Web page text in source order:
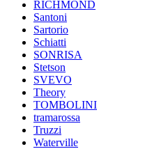
RICHMOND
Santoni
Sartorio
Schiatti
SONRISA
Stetson
SVEVO
Theory
TOMBOLINI
tramarossa
Truzzi
Waterville